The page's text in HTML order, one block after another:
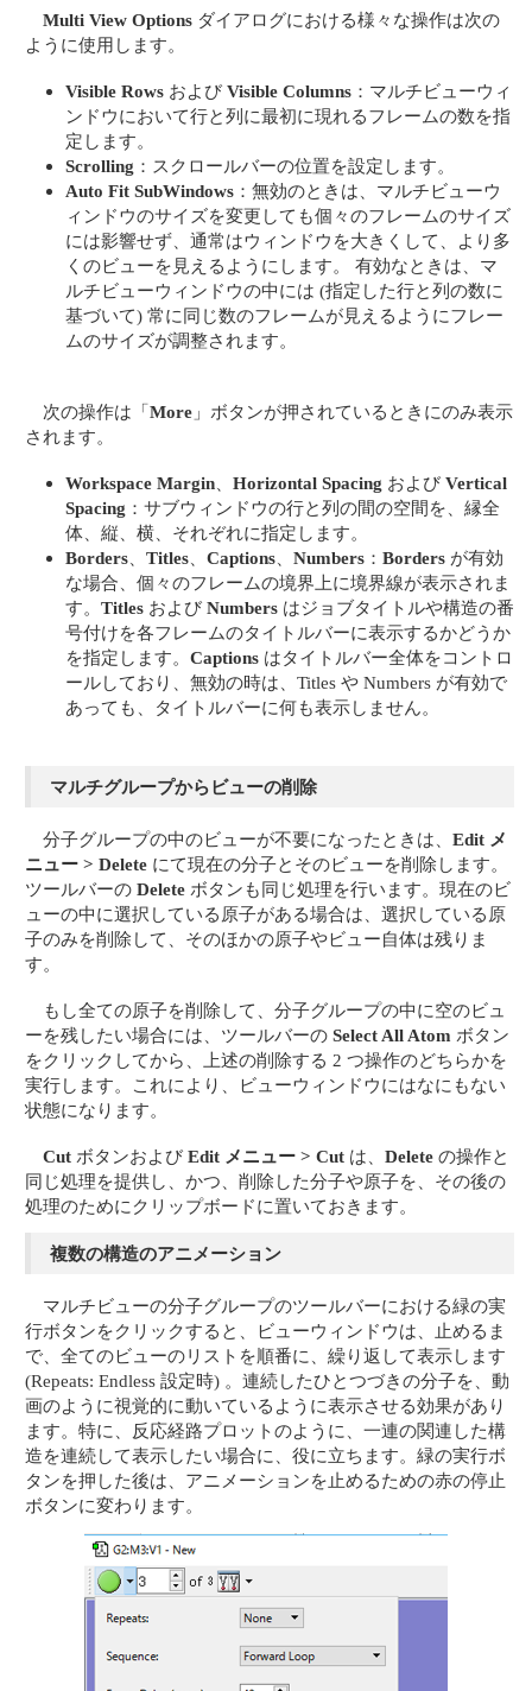
Multi View Options ダイアログにおける様々な操作は次の
ように使用します。
Visible Rows および Visible Columns ：マルチビューウィ
ンドウにおいて行と列に最初に現れるフレームの数を指
定します。
Scrolling ：スクロールバーの位置を設定します。
Auto Fit SubWindows ：無効のときは、マルチビューウ
ィンドウのサイズを変更しても個々のフレームのサイズ
には影響せず、通常はウィンドウを大きくして、より多
くのビューを見えるようにします。 有効なときは、マ
ルチビューウィンドウの中には (指定した行と列の数に
基づいて) 常に同じ数のフレームが見えるようにフレー
ムのサイズが調整されます。
次の操作は「More 」ボタンが押されているときにのみ表示
されます。
Workspace Margin Horizontal Spacing および Vertical
Spacing ：サブウィンドウの行と列の間の空間を、縁全
体、縦、横、それぞれに指定します。
Borders
Titles Captions Numbers ： Borders が有効
な場合、個々のフレームの境界上に境界線が表示されま
す。 Titles および Numbers はジョブタイトルや構造の番
号付けを各フレームのタイトルバーに表示するかどうか
を指定します。 Captions はタイトルバー全体をコントロ
ールしており、無効の時は、Titles や Numbers が有効で
あっても、タイトルバーに何も表示しません。
マルチグループからビューの削除
分子グループの中のビューが不要になったときは、Edit メ
ニュー > Delete にて現在の分子とそのビューを削除します。
ツールバーのDelete ボタンも同じ処理を行います。現在のビ
ューの中に選択している原子がある場合は、選択している原
子のみを削除して、そのほかの原子やビュー自体は残りま
す。
もし全ての原子を削除して、分子グループの中に空のビュ
ーを残したい場合には、ツールバーのSelect All Atom ボタン
をクリックしてから、上述の削除する 2 つ操作のどちらかを
実行します。これにより、ビューウィンドウにはなにもない
状態になります。
Cut ボタンおよびEdit メニュー > Cut は、Delete の操作と
同じ処理を提供し、かつ、削除した分子や原子を、その後の
処理のためにクリップボードに置いておきます。
複数の構造のアニメーション
マルチビューの分子グループのツールバーにおける緑の実
行ボタンをクリックすると、ビューウィンドウは、止めるま
で、全てのビューのリストを順番に、繰り返して表示します
(Repeats: Endless 設定時) 。連続したひとつづきの分子を、動
画のように視覚的に動いているように表示させる効果があり
ます。特に、反応経路プロットのように、一連の関連した構
造を連続して表示したい場合に、役に立ちます。緑の実行ボ
タンを押した後は、アニメーションを止めるための赤の停止
ボタンに変わります。